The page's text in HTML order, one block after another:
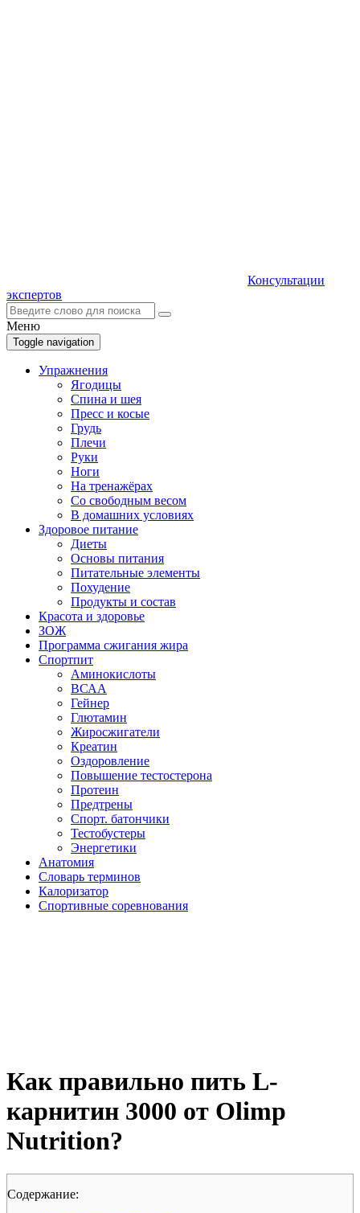
Консультации
экспертов
Меню
Toggle navigation
Упражнения
Ягодицы
Спина и шея
Пресс и косые
Грудь
Плечи
Руки
Ноги
На тренажёрах
Со свободным весом
В домашних условиях
Здоровое питание
Диеты
Основы питания
Питательные элементы
Похудение
Продукты и состав
Красота и здоровье
ЗОЖ
Программа сжигания жира
Спортпит
Аминокислоты
ВСАА
Гейнер
Глютамин
Жиросжигатели
Креатин
Оздоровление
Повышение тестостерона
Протеин
Предтрены
Спорт. батончики
Тестобустеры
Энергетики
Анатомия
Словарь терминов
Калоризатор
Спортивные соревнования
Как правильно пить L-
карнитин 3000 от Olimp
Nutrition?
Cодержание: